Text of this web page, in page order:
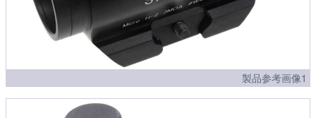
製品参考画像1